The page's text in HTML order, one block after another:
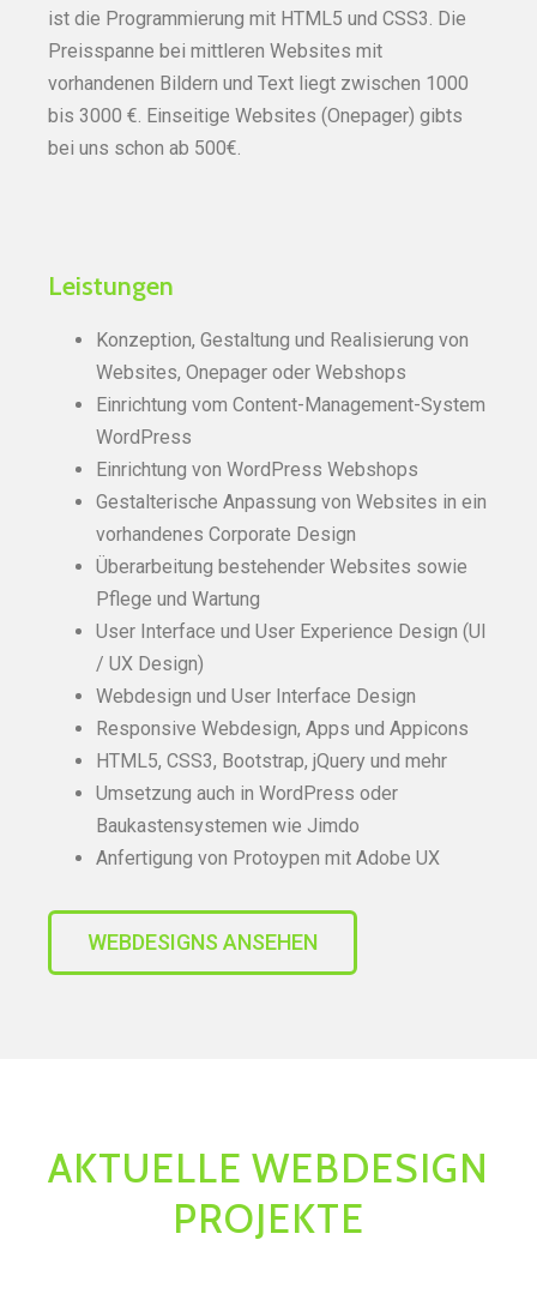
ist die Programmierung mit HTML5 und CSS3. Die
Preisspanne bei mittleren Websites mit
vorhandenen Bildern und Text liegt zwischen 1000
bis 3000 €. Einseitige Websites (Onepager) gibts
bei uns schon ab 500€.
Leistungen
Konzeption, Gestaltung und Realisierung von
Websites, Onepager oder Webshops
Einrichtung vom Content-Management-System
WordPress
Einrichtung von WordPress Webshops
Gestalterische Anpassung von Websites in ein
vorhandenes Corporate Design
Überarbeitung bestehender Websites sowie
Pflege und Wartung
User Interface und User Experience Design (UI
/ UX Design)
Webdesign und User Interface Design
Responsive Webdesign, Apps und Appicons
HTML5, CSS3, Bootstrap, jQuery und mehr
Umsetzung auch in WordPress oder
Baukastensystemen wie Jimdo
Anfertigung von Protoypen mit Adobe UX
WEBDESIGNS ANSEHEN
AKTUELLE WEBDESIGN
PROJEKTE